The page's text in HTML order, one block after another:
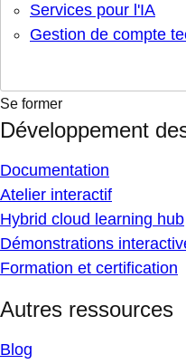
Services pour l'IA
Gestion de compte
Se former
Développement
Documentation
Atelier interactif
Hybrid cloud learning hub
Démonstrations
Formation et certification
Autres ressources
Blog